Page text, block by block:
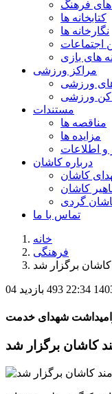
های فرهنگ
کتابخانه ها
نگارخانه ها
اجتماعات
های بازی
مراکز ورزشی
ورزشی
ورزشی
مستندات
مناقصه ها
مزایده ها
و اطلاعات
درباره کاشان
کاشان
کاشان
گردی
تماس با ما
خانه
فرهنگی
22:34 493 بازدید